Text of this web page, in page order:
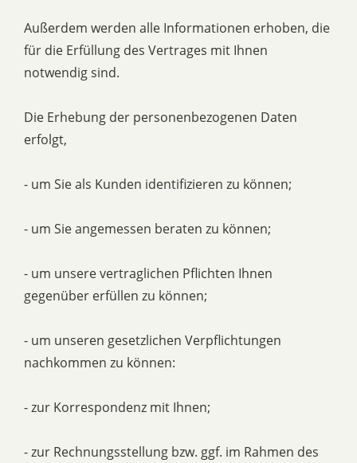
Außerdem werden alle Informationen erhoben, die
für die Erfüllung des Vertrages mit Ihnen
notwendig sind.
Die Erhebung der personenbezogenen Daten
erfolgt,
- um Sie als Kunden identifizieren zu können;
- um Sie angemessen beraten zu können;
- um unsere vertraglichen Pflichten Ihnen
gegenüber erfüllen zu können;
- um unseren gesetzlichen Verpflichtungen
nachkommen zu können:
- zur Korrespondenz mit Ihnen;
- zur Rechnungsstellung bzw. ggf. im Rahmen des